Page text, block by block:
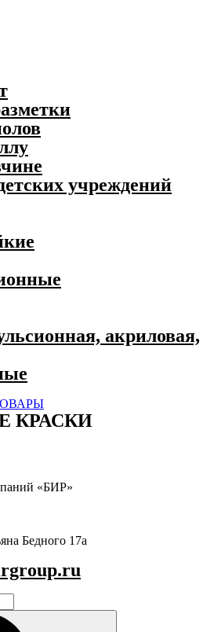
учреждений
акриловая,
КРАСКИ
«БИР»
Бедного 17а